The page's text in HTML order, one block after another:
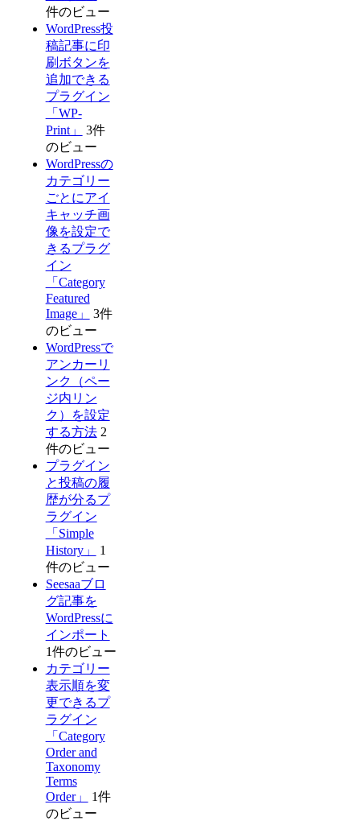
件のビュー
WordPress投
稿記事に印
刷ボタンを
追加できる
プラグイン
「WP-
Print」
3件
のビュー
WordPressの
カテゴリー
ごとにアイ
キャッチ画
像を設定で
きるプラグ
イン
「Category
Featured
Image」
3件
のビュー
WordPressで
アンカーリ
ンク（ペー
ジ内リン
ク）を設定
する方法 2
件のビュー
プラグイン
と投稿の履
歴が分るプ
ラグイン
「Simple
History」
1
件のビュー
Seesaaブロ
グ記事を
WordPressに
インポート
1件のビュー
カテゴリー
表示順を変
更できるプ
ラグイン
「Category
Order and
Taxonomy
Terms
Order」
1件
のビュー